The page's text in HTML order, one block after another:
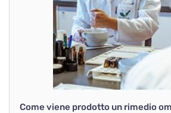
Come viene prodotto un rimedio